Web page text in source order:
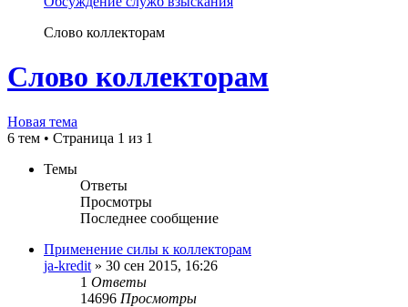
Слово коллекторам
Слово коллекторам
Новая тема
6 тем • Страница 1 из 1
Темы
Ответы
Просмотры
Последнее сообщение
Применение силы к коллекторам
ja-kredit » 30 сен 2015, 16:26
1 Ответы
14696 Просмотры